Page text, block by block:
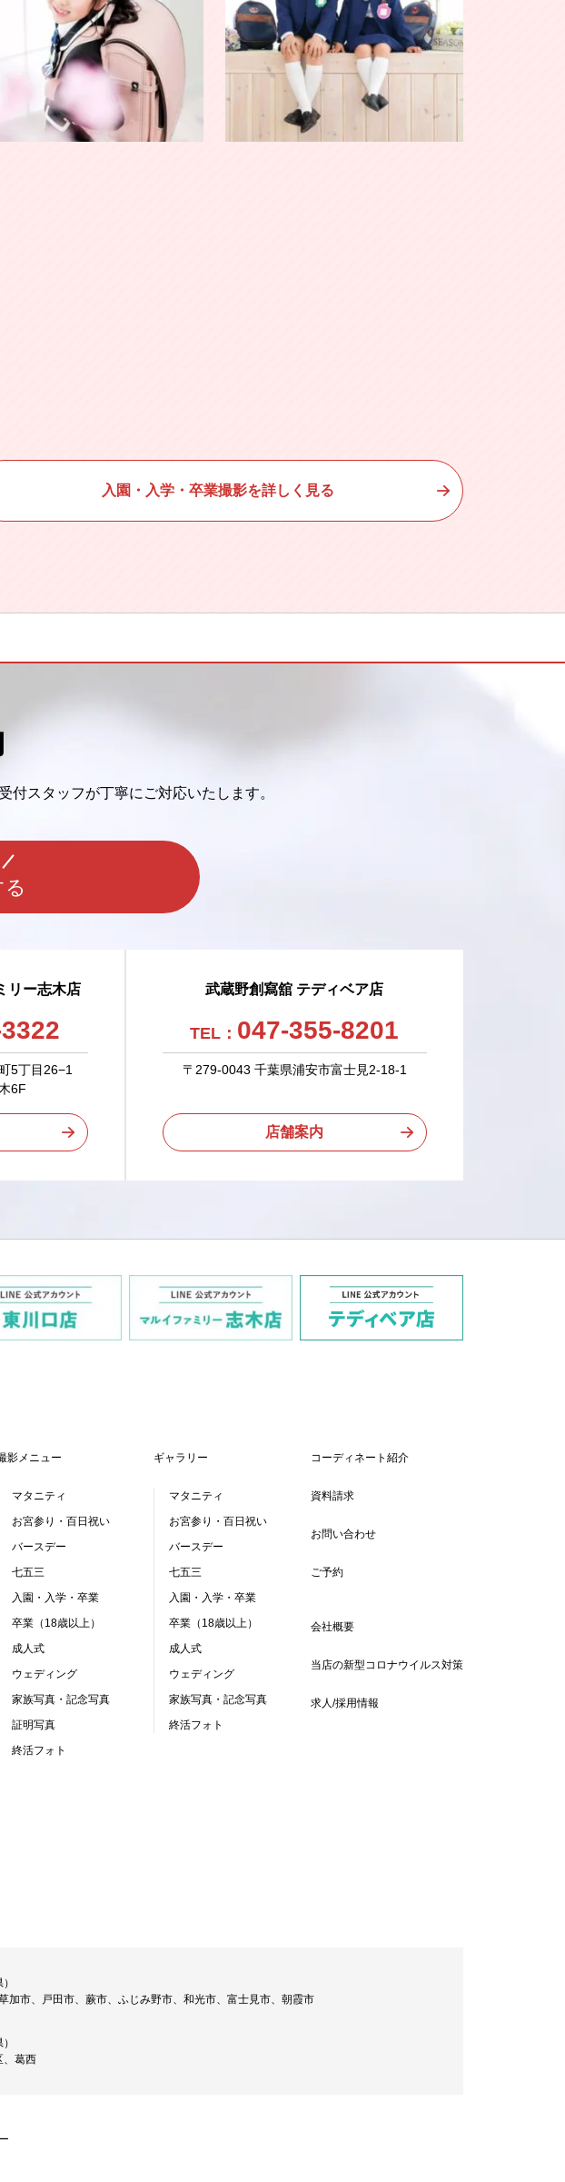
入園・入学・卒業撮影を詳しく見る
受付スタッフが丁寧にご対応いたします。
リー志木店
5丁目26−1
6F
武蔵野創寫舘 テディベア店
TEL： 047-355-8201
〒279-0043 千葉県浦安市富士見2-18-1
店舗案内
影メニュー
マタニティ
お宮参り・百日祝い
バースデー
七五三
入園・入学・卒業
卒業（18歳以上）
成人式
ウェディング
家族写真・記念写真
証明写真
終活フォト
ギャラリー
マタニティ
お宮参り・百日祝い
バースデー
七五三
入園・入学・卒業
卒業（18歳以上）
成人式
ウェディング
家族写真・記念写真
終活フォト
コーディネート紹介
資料請求
お問い合わせ
ご予約
会社概要
当店の新型コロナウイルス対策
求人/採用情報
加市、戸田市、蕨市、ふじみ野市、和光市、富士見市、朝霞市
、葛西